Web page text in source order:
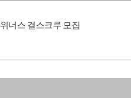
위너스 걸스크루 모집